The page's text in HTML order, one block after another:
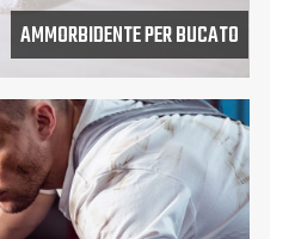
AMMORBIDENTE PER BUCATO